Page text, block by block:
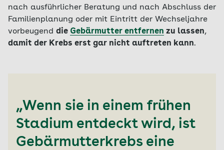
nach ausführlicher Beratung und nach Abschluss der
Familienplanung oder mit Eintritt der Wechseljahre
vorbeugend die Gebärmutter entfernen zu lassen,
damit der Krebs erst gar nicht auftreten kann.
„Wenn sie in einem frühen
Stadium entdeckt wird, ist
Gebärmutterkrebs eine